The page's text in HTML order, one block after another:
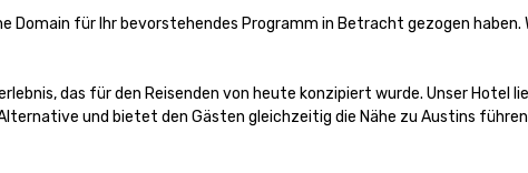
Domain für Ihr bevorstehendes Programm in Betracht gezogen
das für den Reisenden von heute konzipiert wurde. Unser Hotel
und bietet den Gästen gleichzeitig die Nähe zu Austins